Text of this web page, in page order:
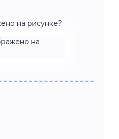
на рисунке?